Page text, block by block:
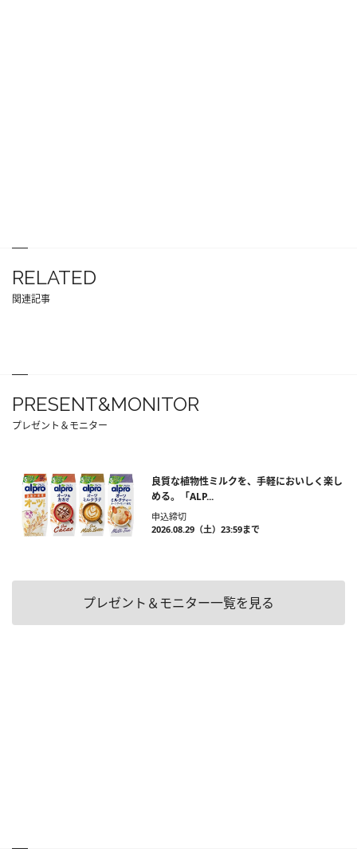
RELATED
関連記事
PRESENT&MONITOR
プレゼント＆モニター
良質な植物性ミルクを、手軽においしく楽し
める。「ALP...
申込締切
2026.08.29（土）23:59まで
プレゼント＆モニター一覧を見る